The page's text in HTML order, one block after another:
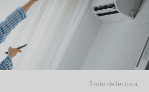
3 min de lectura